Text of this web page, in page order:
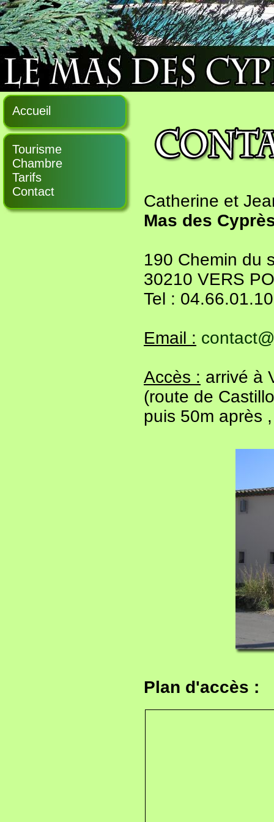
Accueil
Tourisme
Chambre
Tarifs
Contact
Catherine et
Mas des
190 Chemin du
30210 VERS
Tel :
Email :
Accès : arrivé à
(route de
puis 50m après
Plan d'accès :